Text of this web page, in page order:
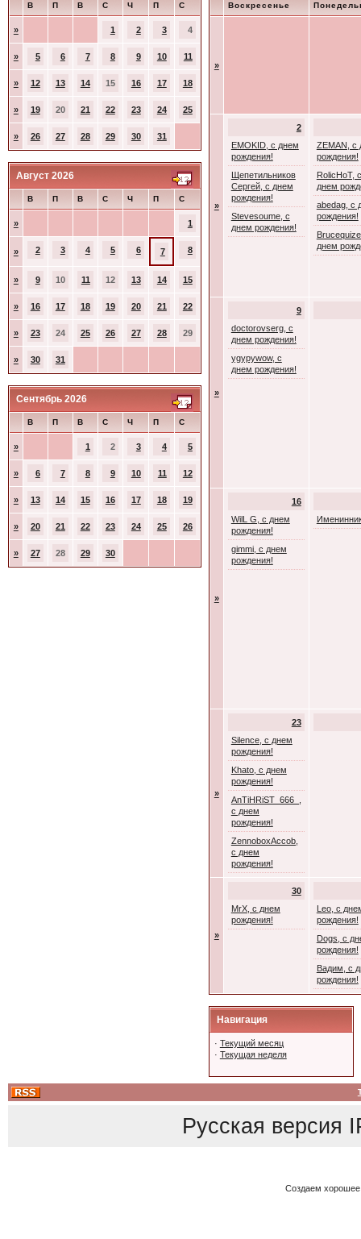
В П В С Ч П С
» 1 2 3 4
» 5 6 7 8 9 10 11
» 12 13 14 15 16 17 18
» 19 20 21 22 23 24 25
» 26 27 28 29 30 31
Август 2026
В П В С Ч П С
» 1
» 2 3 4 5 6 7 8
» 9 10 11 12 13 14 15
» 16 17 18 19 20 21 22
» 23 24 25 26 27 28 29
» 30 31
Сентябрь 2026
В П В С Ч П С
» 1 2 3 4 5
» 6 7 8 9 10 11 12
» 13 14 15 16 17 18 19
» 20 21 22 23 24 25 26
» 27 28 29 30
Воскресенье
»
»
2
EMOKID, с днем
рождения!
Щепетильников
Сергей, с днем
рождения!
Stevesoume, с
днем рождения!
ZEMAN, с
рождения!
RolicHoT, с
днем
abedag, с
рождения!
днем
»
9
doctorovserg, с
днем рождения!
ygypywow, с
днем рождения!
»
16
WilL G, с днем
рождения!
gimmi, с днем
рождения!
»
23
Silence, с днем
рождения!
Khato, с днем
рождения!
AnTiHRiST_666_,
с днем
рождения!
ZennoboxAccob,
с днем
рождения!
»
30
MrX, с днем
рождения!
Leo, с
рождения!
Dogs, с
рождения!
Вадим, с
рождения!
Навигация
· Текущий месяц
· Текущая неделя
Русская версия
Создаем